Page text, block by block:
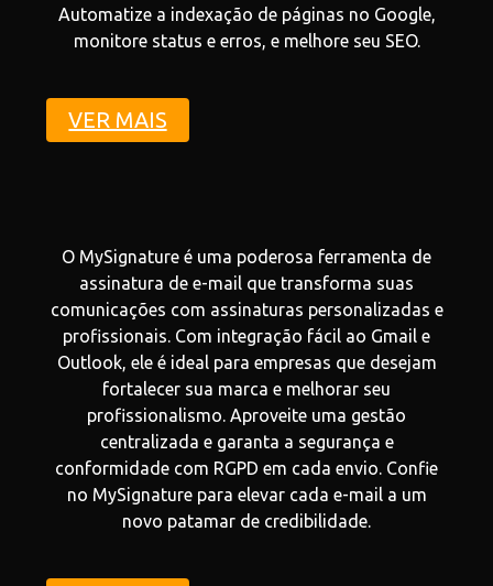
Automatize a indexação de páginas no Google,
monitore status e erros, e melhore seu SEO.
VER MAIS
O MySignature é uma poderosa ferramenta de
assinatura de e-mail que transforma suas
comunicações com assinaturas personalizadas e
profissionais. Com integração fácil ao Gmail e
Outlook, ele é ideal para empresas que desejam
fortalecer sua marca e melhorar seu
profissionalismo. Aproveite uma gestão
centralizada e garanta a segurança e
conformidade com RGPD em cada envio. Confie
no MySignature para elevar cada e-mail a um
novo patamar de credibilidade.